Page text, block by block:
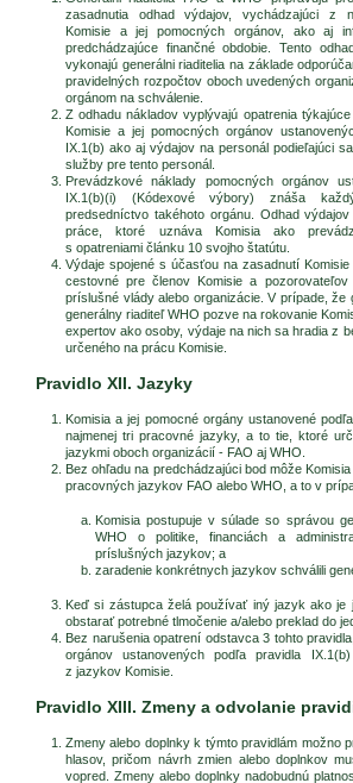
zasadnutia odhad výdajov, vychádzajúci z
Komisie a jej pomocných orgánov, ako aj
predchádzajúce finančné obdobie. Tento
vykonajú generálni riaditelia na základe
pravidelných rozpočtov oboch uvedených
orgánom na schválenie.
Z odhadu nákladov vyplývajú opatrenia
Komisie a jej pomocných orgánov
IX.1(b) ako aj výdajov na personál podieľajúci
služby pre tento personál.
Prevádzkové náklady pomocných orgánov
IX.1(b)(i) (Kódexové výbory) znáša
predsedníctvo takéhoto orgánu. Odhad
práce, ktoré uznáva Komisia ako
s opatreniami článku 10 svojho štatútu.
Výdaje spojené s účasťou na zasadnutí
cestovné pre členov Komisie a
príslušné vlády alebo organizácie. V prípade, že
generálny riaditeľ WHO pozve na rokovanie
expertov ako osoby, výdaje na nich sa hradia z
určeného na prácu Komisie.
Pravidlo XII. Jazyky
Komisia a jej pomocné orgány ustanovené
najmenej tri pracovné jazyky, a to tie, ktoré
jazykmi oboch organizácií - FAO aj WHO.
Bez ohľadu na predchádzajúci bod môže
pracovných jazykov FAO alebo WHO, a to v
Komisia postupuje v súlade so správou
WHO o politike, financiách a
príslušných jazykov; a
zaradenie konkrétnych jazykov schválili
Keď si zástupca želá používať iný jazyk ako je
obstarať potrebné tlmočenie a/alebo preklad do
Bez narušenia opatrení odstavca 3 tohto
orgánov ustanovených podľa pravidla
z jazykov Komisie.
Pravidlo XIII. Zmeny a odvolanie
Zmeny alebo doplnky k týmto pravidlám možno
hlasov, pričom návrh zmien alebo doplnkov
vopred. Zmeny alebo doplnky nadobudnú